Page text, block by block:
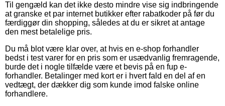
Til gengæld kan det ikke desto mindre vise sig indbringende
at granske et par internet butikker efter rabatkoder på før du
færdiggør din shopping, således at du er sikret at antage
den mest betalelige pris.
Du må blot være klar over, at hvis en e-shop forhandler
bedst i test varer for en pris som er usædvanlig fremragende,
burde det i nogle tilfælde være et bevis på en fup e-
forhandler. Betalinger med kort er i hvert fald en del af en
vedtægt, der dækker dig som kunde imod falske online
forhandlere.